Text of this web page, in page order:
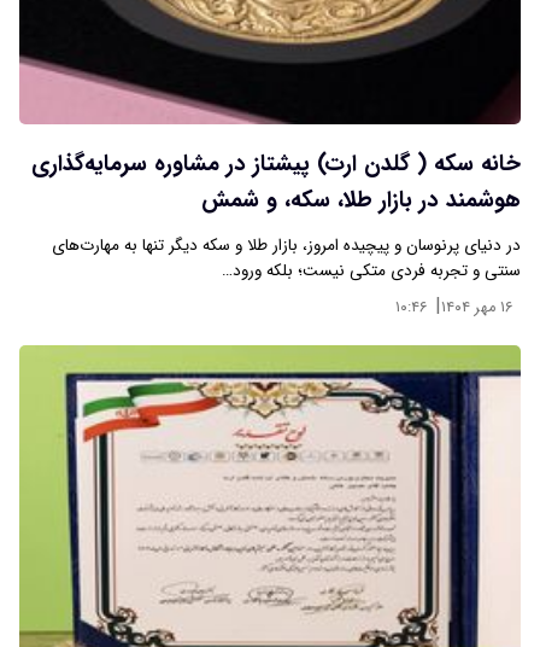
خانه سکه ( گلدن ارت) پیشتاز در مشاوره سرمایه‌گذاری
هوشمند در بازار طلا، سکه، و شمش
در دنیای پرنوسان و پیچیده امروز، بازار طلا و سکه دیگر تنها به مهارت‌های
سنتی و تجربه فردی متکی نیست؛ بلکه ورود…
۱۶ مهر ۱۴۰۴ | ۱۰:۴۶